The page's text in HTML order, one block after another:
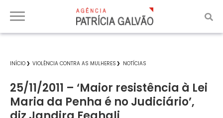
INÍCIO VIOLÊNCIA CONTRA AS MULHERES NOTÍCIAS
25/11/2011 – ‘Maior resistência à Lei
Maria da Penha é no Judiciário’,